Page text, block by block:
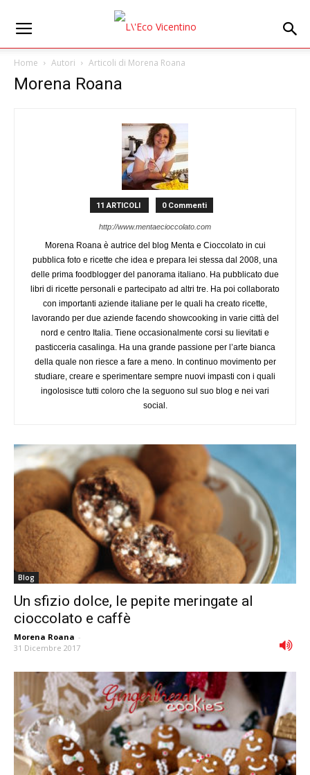
Home Autori Articoli di Morena Roana
Morena Roana
11 ARTICOLI 0 Commenti
http://www.mentaecioccolato.com
Morena Roana è autrice del blog Menta e Cioccolato in cui
pubblica foto e ricette che idea e prepara lei stessa dal 2008, una
delle prima foodblogger del panorama italiano. Ha pubblicato due
libri di ricette personali e partecipato ad altri tre. Ha poi collaborato
con importanti aziende italiane per le quali ha creato ricette,
lavorando per due aziende facendo showcooking in varie città del
nord e centro Italia. Tiene occasionalmente corsi su lievitati e
pasticceria casalinga. Ha una grande passione per l’arte bianca
della quale non riesce a fare a meno. In continuo movimento per
studiare, creare e sperimentare sempre nuovi impasti con i quali
ingolosisce tutti coloro che la seguono sul suo blog e nei vari
social.
Blog
Un sfizio dolce, le pepite meringate al
cioccolato e caffè
Morena Roana -
31 Dicembre 2017